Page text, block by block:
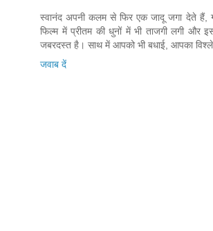
स्वानंद अपनी कलम से फिर एक जादू जगा देते हैं,
फिल्म में प्रीतम की धुनों में भी ताजगी लगी और
जबरदस्त है। साथ में आपको भी बधाई, आपका
जवाब दें